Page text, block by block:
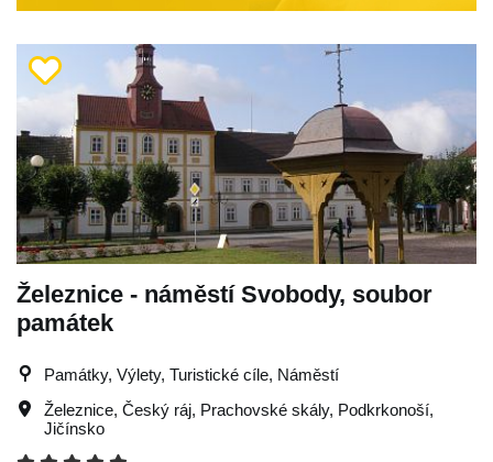
Železnice - náměstí Svobody, soubor
památek
Památky, Výlety, Turistické cíle, Náměstí
Železnice, Český ráj, Prachovské skály, Podkrkonoší,
Jičínsko